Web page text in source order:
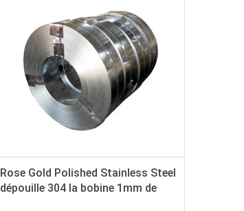
Rose Gold Polished Stainless Steel
dépouille 304 la bobine 1mm de